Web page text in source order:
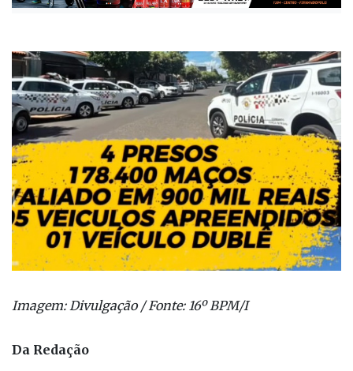
Imagem: Divulgação / Fonte: 16º BPM/I
Da Redação